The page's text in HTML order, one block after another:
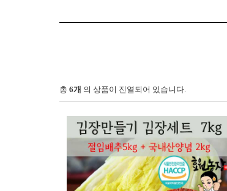
총 6개 의 상품이 진열되어 있습니다.